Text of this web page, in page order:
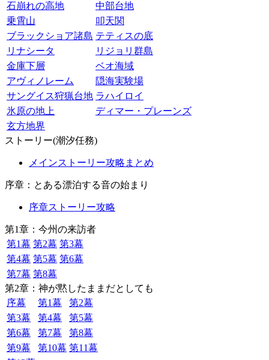
石崩れの高地
中部台地
乗霄山
叩天関
ブラックショア諸島 テティスの底
リナシータ
リジョリ群島
金庫下層
ベオ海域
アヴィノレーム
隠海実験場
サングイス狩猟台地 ラハイロイ
氷原の地上
ディマー・プレーンズ
玄方地界
ストーリー(潮汐任務)
メインストーリー攻略まとめ
序章：とある漂泊する音の始まり
序章ストーリー攻略
第1章：今州の来訪者
第1幕 第2幕 第3幕
第4幕 第5幕 第6幕
第7幕 第8幕
第2章：神が黙したままだとしても
序幕
第1幕
第2幕
第3幕
第4幕
第5幕
第6幕
第7幕
第8幕
第9幕
第10幕 第11幕